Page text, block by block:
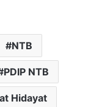
NTB
PDIP NTB
Hidayat